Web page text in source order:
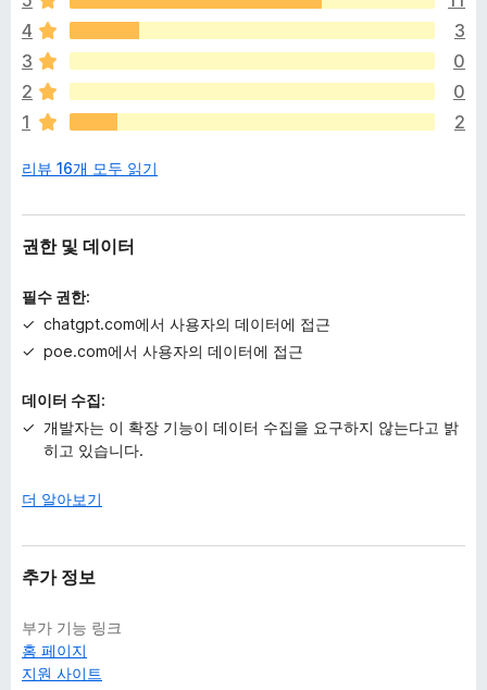
평
점
이
없
습
니
4
3
3
0
2
0
1
2
리뷰 16개 모두 읽기
권한 및 데이터
필수 권한:
chatgpt.com에서 사용자의 데이터에 접근
poe.com에서 사용자의 데이터에 접근
데이터 수집:
개발자는 이 확장 기능이 데이터 수집을 요구하지 않는다고 밝
히고 있습니다.
더 알아보기
추가 정보
부가 기능 링크
홈 페이지
지원 사이트